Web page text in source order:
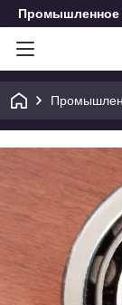
Промышленное